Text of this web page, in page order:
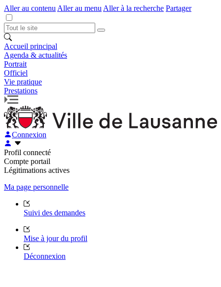
Aller au contenu Aller au menu Aller à la recherche Partager
Accueil principal
Agenda & actualités
Portrait
Officiel
Vie pratique
Prestations
Connexion
Profil connecté
Compte portail
Légitimations actives
Ma page personnelle
Suivi des demandes
Mise à jour du profil
Déconnexion